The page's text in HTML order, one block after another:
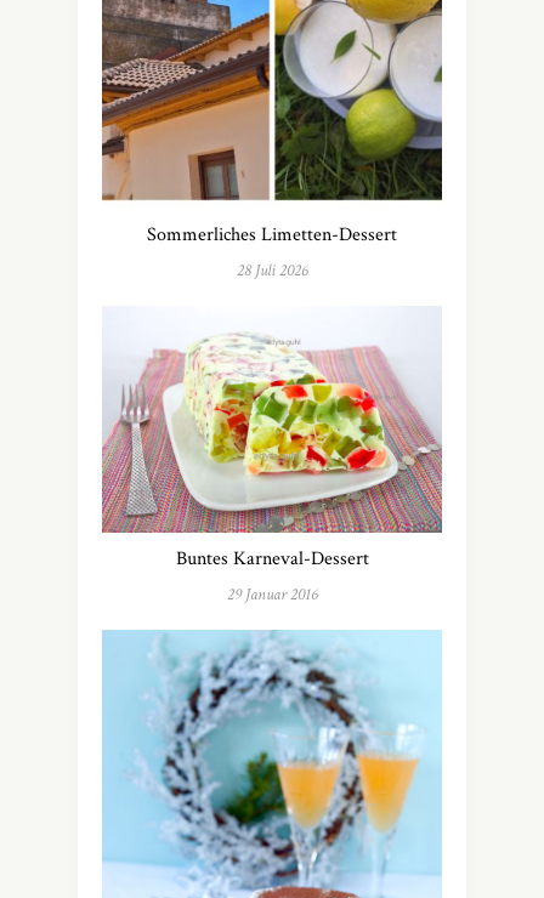
Sommerliches Limetten-Dessert
28 Juli 2026
Buntes Karneval-Dessert
29 Januar 2016